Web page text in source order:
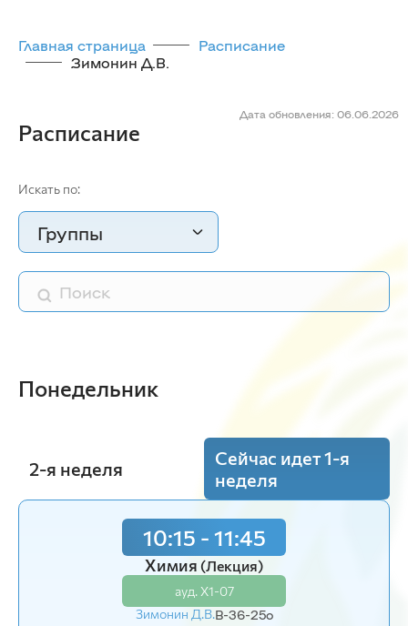
Главная страница
Расписание
Зимонин Д.В.
Дата обновления: 06.06.2026
Расписание
Искать по:
Группы
Понедельник
2-я неделя
Сейчас идет 1-я
неделя
10:15 - 11:45
Химия (Лекция)
ауд. Х1-07
Зимонин Д.В.В-36-25o